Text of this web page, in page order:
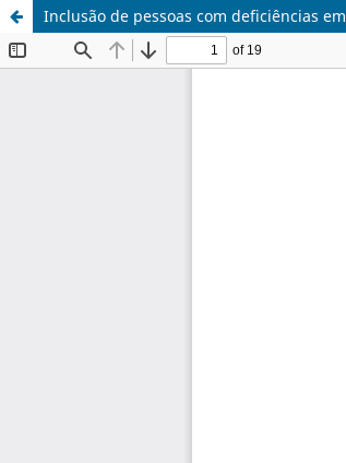
Inclusão de pessoas com deficiências